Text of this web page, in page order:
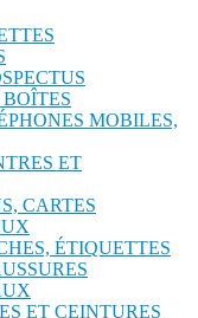
MOBILES,
ET
CARTES
ÉTIQUETTES
ET CEINTURES